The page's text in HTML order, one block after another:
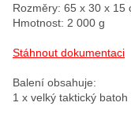
Rozměry: 65 x 30 x 15
Hmotnost: 2 000 g
Stáhnout dokumentaci
Balení obsahuje: